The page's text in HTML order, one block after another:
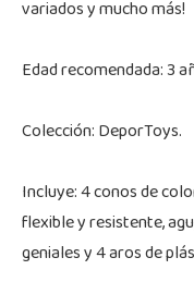
variados y mucho más!
Edad recomendada: 3
Colección: DeporToys.
Incluye: 4 conos de
flexible y resistente,
geniales y 4 aros de